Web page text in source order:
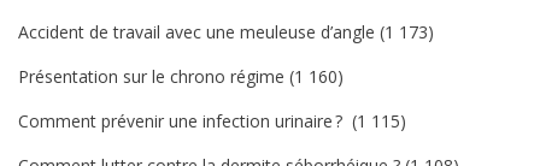
Accident de travail avec une meuleuse d’angle (1 173)
Présentation sur le chrono régime (1 160)
Comment prévenir une infection urinaire ? (1 115)